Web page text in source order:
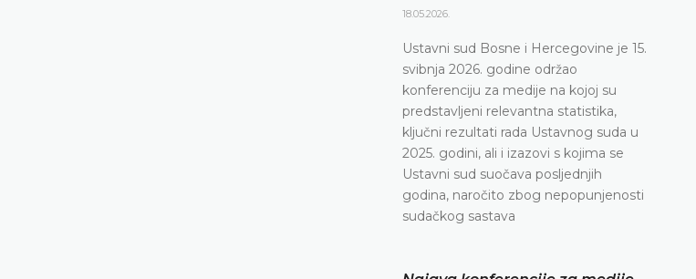
18.05.2026.
Ustavni sud Bosne i Hercegovine je 15.
svibnja 2026. godine održao
konferenciju za medije na kojoj su
predstavljeni relevantna statistika,
ključni rezultati rada Ustavnog suda u
2025. godini, ali i izazovi s kojima se
Ustavni sud suočava posljednjih
godina, naročito zbog nepopunjenosti
sudačkog sastava